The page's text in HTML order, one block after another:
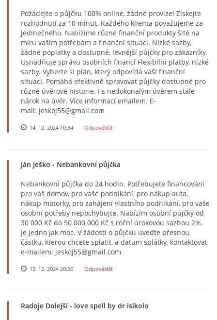
Požádejte o půjčku 100% online, žádné provize! Získejte
rozhodnutí za 10 minut. Každého klienta považujeme za
jedinečného. Nabízíme různé finanční produkty šité na
míru vašim potřebám a finanční situaci. Nízké sazby,
žádné poplatky a dostupné, levnější půjčky pro zákazníky.
Usnadňuje správu osobních financí Flexibilní platby, nízké
sazby. Vyberte si plán, který odpovídá vaší finanční
situaci. Pomáhá efektivně spravovat půjčky dostupné pro
různé úvěrové historie. I s nedokonalým úvěrem stále
nárok na úvěr. Více informací emailem. E-
mail: jeskoj55@gmail.com
14. 12. 2024 10:34 Odpovědět
Ján Ješko - Nebankovní půjčka
Nebankovní půjčka do 24 hodin. Potřebujete financování
pro váš domov, pro vaše podnikání, pro nákup auta,
nákup motorky, pro zahájení vlastního podnikání, pro vaše
osobní potřeby nepochybujte. Nabízím osobní půjčky od
30 000 Kč do 50 000 000 Kč s roční úrokovou sazbou 2%.
Je jedno jak moc. V žádosti o půjčku uveďte přesnou
částku, kterou chcete splatit, a datum splátky. kontaktovat
e-mailem: jeskoj55@gmail.com
13. 12. 2024 20:56 Odpovědět
Radoje Dolejší- love spell by dr isikolo